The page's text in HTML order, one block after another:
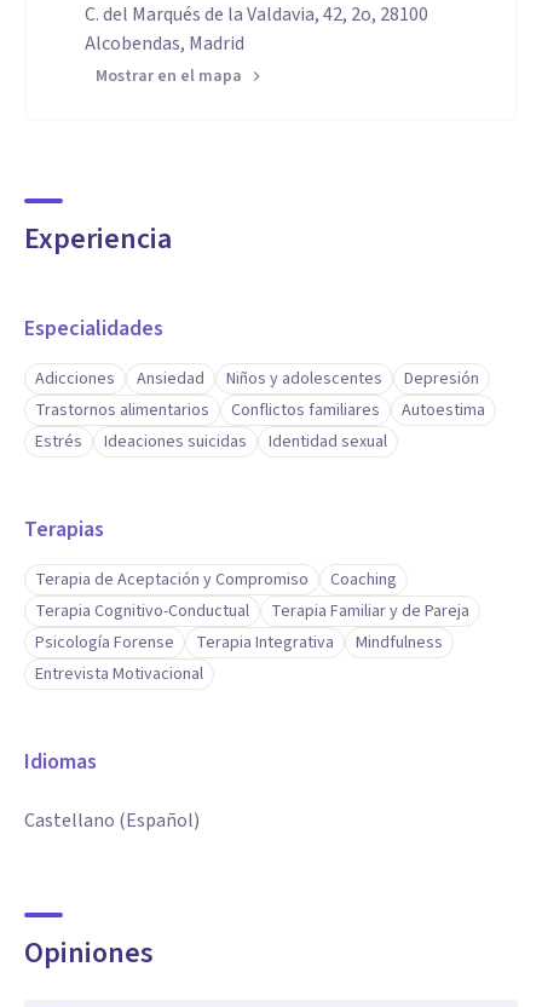
C. del Marqués de la Valdavia, 42, 2o, 28100
Alcobendas, Madrid
Mostrar en el mapa
Experiencia
Especialidades
Adicciones Ansiedad Niños y adolescentes
Depresión
Trastornos alimentarios
Conflictos familiares
Autoestima
Estrés
Ideaciones suicidas Identidad sexual
Terapias
Terapia de Aceptación y Compromiso
Coaching
Terapia Cognitivo-Conductual
Terapia Familiar y de Pareja
Psicología Forense
Terapia Integrativa
Mindfulness
Entrevista Motivacional
Idiomas
Castellano (Español)
Opiniones